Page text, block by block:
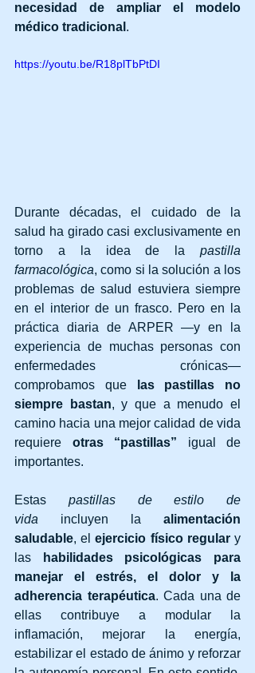
necesidad de ampliar el modelo
médico tradicional .
https://youtu.be/R18plTbPtDI
Durante décadas, el cuidado de la
salud ha girado casi exclusivamente en
torno a la idea de la pastilla
farmacológica, como si la solución a los
problemas de salud estuviera siempre
en el interior de un frasco. Pero en la
práctica diaria de ARPER —y en la
experiencia de muchas personas con
enfermedades crónicas—
comprobamos que
las pastillas no
siempre bastan, y que a menudo el
camino hacia una mejor calidad de vida
requiere otras “pastillas” igual de
importantes.
Estas pastillas de estilo de
vida incluyen la alimentación
saludable, el ejercicio físico regular y
las
habilidades psicológicas para
manejar el estrés, el dolor y la
adherencia terapéutica. Cada una de
ellas contribuye a modular la
inflamación, mejorar la energía,
estabilizar el estado de ánimo y reforzar